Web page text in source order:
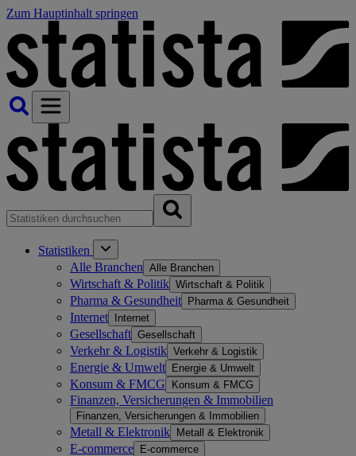
Zum Hauptinhalt springen
Statistiken
Alle Branchen Alle Branchen
Wirtschaft & Politik Wirtschaft & Politik
Pharma & Gesundheit Pharma & Gesundheit
Internet Internet
Gesellschaft Gesellschaft
Verkehr & Logistik Verkehr & Logistik
Energie & Umwelt Energie & Umwelt
Konsum & FMCG Konsum & FMCG
Finanzen, Versicherungen & Immobilien
Finanzen, Versicherungen & Immobilien
Metall & Elektronik Metall & Elektronik
E-commerce E-commerce